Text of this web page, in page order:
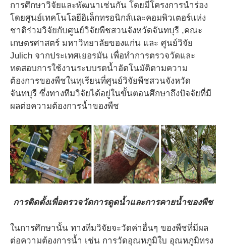
การศึกษาวิจัยและพัฒนาเช่นกัน โดยมีโครงการนำร่อง
โดยศูนย์เทคโนโลยีอิเล็กทรอนิกส์และคอมพิวเตอร์แห่ง
ชาติร่วมวิจัยกับศูนย์วิจัยพืชสวนจังหวัดจันทบุรี ,คณะ
เกษตรศาสตร์ มหาวิทยาลัยของแก่น และ ศูนย์วิจัย
Julich จากประเทศเยอรมัน เพื่อทำการตรวจวัดและ
ทดสอบการใช้งานระบบรดน้ำอัตโนมัติตามความ
ต้องการของพืชในทุเรียนที่ศูนย์วิจัยพืชสวนจังหวัด
จันทบุรี ซึ่งทางทีมวิจัยได้อยู่ในขั้นตอนศึกษาถึงปัจจัยที่มี
ผลต่อความต้องการน้ำของพืช
การติดตั้งเพื่อตรวจวัดการดูดน้ำและการคายน้ำของพืช
ในการศึกษานั้น ทางทีมวิจัยจะวัดค่าอื่นๆ ของพืชที่มีผล
ต่อความต้องการน้ำ เช่น การวัดอุณหภูมิใบ อุณหภูมิทรง